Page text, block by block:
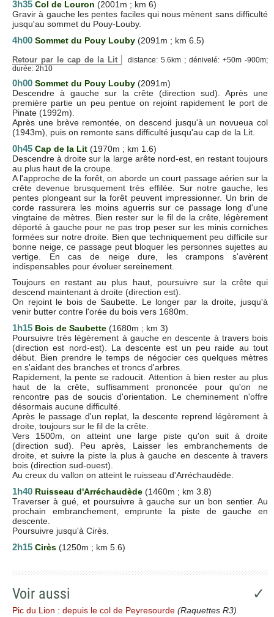
3h35 Col de Louron (2001m ; km 6)
Gravir à gauche les pentes faciles qui nous mènent sans difficulté
jusqu'au sommet du Pouy-Louby.
4h00 Sommet du Pouy Louby (2091m ; km 6.5)
Retour par le cap de la Lit
distance: 5.6km ; dénivelé: +50m -900m;
durée: 2h10
0h00 Sommet du Pouy Louby (2091m)
Descendre à gauche sur la crête (direction sud). Après une
première partie un peu pentue on rejoint rapidement le port de
Pinate (1992m).
Après une brève remontée, on descend jusqu'à un novueua col
(1943m), puis on remonte sans difficulté jusqu'au cap de la Lit.
0h45 Cap de la Lit (1970m ; km 1.6)
Descendre à droite sur la large arête nord-est, en restant toujours
au plus haut de la croupe.
A l'approche de la forêt, on aborde un court passage aérien sur la
crête devenue brusquement très effilée. Sur notre gauche, les
pentes plongeant sur la forêt peuvent impressionner. Un brin de
corde rassurera les moins aguerris sur ce passage long d'une
vingtaine de mètres. Bien rester sur le fil de la crête, légèrement
déporté à gauche pour ne pas trop peser sur les minis corniches
formées sur notre droite. Bien que techniquement peu difficile sur
bonne neige, ce passage peut bloquer les personnes sujettes au
vertige. En cas de neige dure, les crampons s'avèrent
indispensables pour évoluer sereinement.
Toujours en restant au plus haut, poursuivre sur la crête qui
descend maintenant à droite (direction est).
On rejoint le bois de Saubette. Le longer par la droite, jusqu'à
venir butter contre l'orée du bois vers 1680m.
1h15 Bois de Saubette (1680m ; km 3)
Poursuivre très légèrement à gauche en descente à travers bois
(direction est nord-est). La descente est un peu raide au tout
début. Bien prendre le temps de négocier ces quelques mètres
en s'aidant des branches et troncs d'arbres.
Rapidement, la pente se radoucit. Attention à bien rester au plus
haut de la crête, suffisamment prononcée pour qu'on ne
rencontre pas de soucis d'orientation. Le cheminement n'offre
désormais aucune difficulté.
Après le passage d'un replat, la descente reprend légèrement à
droite, toujours sur le fil de la crête.
Vers 1500m, on atteint une large piste qu'on suit à droite
(direction sud). Peu après, Laisser les embranchements de
droite, et suivre la piste la plus à gauche en descente à travers
bois (direction sud-ouest).
Au creux du vallon on atteint le ruisseau d'Arréchaudède.
1h40 Ruisseau d'Arréchaudède (1460m ; km 3.8)
Traverser à gué, et poursuivre à gauche sur un bon sentier. Au
prochain embranchement, emprunte la piste de gauche en
descente.
Poursuivre jusqu'à Cirès.
2h15 Cirès (1250m ; km 5.6)
Voir aussi ✓
Pic du Lion : depuis le col de Peyresourde (Raquettes R3)